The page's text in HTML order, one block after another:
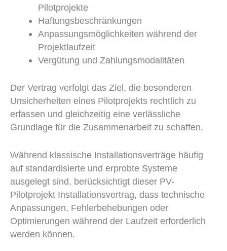
Pilotprojekte
Haftungsbeschränkungen
Anpassungsmöglichkeiten während der
Projektlaufzeit
Vergütung und Zahlungsmodalitäten
Der Vertrag verfolgt das Ziel, die besonderen
Unsicherheiten eines Pilotprojekts rechtlich zu
erfassen und gleichzeitig eine verlässliche
Grundlage für die Zusammenarbeit zu schaffen.
Während klassische Installationsverträge häufig
auf standardisierte und erprobte Systeme
ausgelegt sind, berücksichtigt dieser PV-
Pilotprojekt Installationsvertrag, dass technische
Anpassungen, Fehlerbehebungen oder
Optimierungen während der Laufzeit erforderlich
werden können.